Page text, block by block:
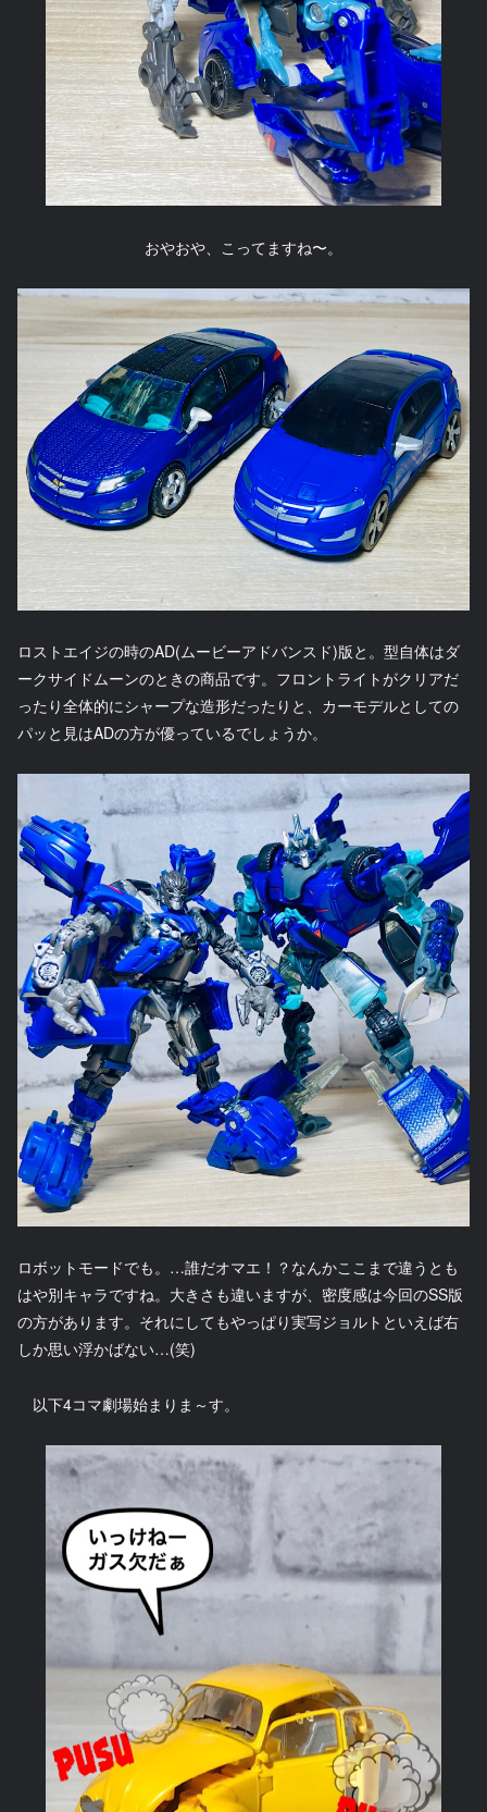
おやおや、こってますね〜。
ロストエイジの時のAD(ムービーアドバンスド)版と。型自体はダ
ークサイドムーンのときの商品です。フロントライトがクリアだ
ったり全体的にシャープな造形だったりと、カーモデルとしての
パッと見はADの方が優っているでしょうか。
ロボットモードでも。…誰だオマエ！？なんかここまで違うとも
はや別キャラですね。大きさも違いますが、密度感は今回のSS版
の方があります。それにしてもやっぱり実写ジョルトといえば右
しか思い浮かばない…(笑)
以下4コマ劇場始まりま～す。